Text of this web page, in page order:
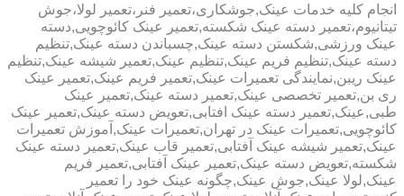
انجام کلیه خدمات عینک,جوشکاری،تعمیر فنر،تعمیر لولا،جوش
تیتانیوم،تعمیر دسته عینک شکسته,تعمیر عینک کائوچویی,دسته
عینک ورزشی,شکستن دسته عینک,چسباندن دسته عینک,تنظیم
دسته عینک,تنظیم فریم عینک,تنظیم عینک,تعمیر شیشه عینک,تنظیم
عینک ریبن,نمایندگی تعمیرات عینک,تعمیر فریم عینک,تعمیر عینک
ری بن,تعمیر تخصصی عینک,تعمیر دسته عینک,تعمیر عینک
طبی,عینک,تعمیر دسته عینک افتابی,تعویض دسته عینک,تعمیر عینک
کائوچویی,تعمیرات عینک در تهران,تعمیرات عینک,آموزش تعمیرات
عینک,تعمیر شیشه عینک آفتابی,تعمیر قاب عینک,تعمیر دسته عینک
شکسته,تعویض دسته عینک,تعمیر عینک آفتابی,تعمیر فریم
عینک,لولا عینک,جوش عینک,چگونه عینک خود را تعمیر